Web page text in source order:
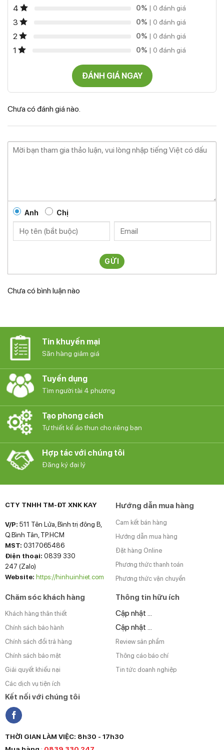
4 0% | 0 đánh giá
3 0% | 0 đánh giá
2 0% | 0 đánh giá
1 0% | 0 đánh giá
ĐÁNH GIÁ NGAY
Chưa có đánh giá nào.
Anh Chị
GỬI
Chưa có bình luận nào
Tin khuyến mại
Săn hàng giảm giá
Tuyển dụng
Tìm người tài 4 phương
Tạo phong cách
Tự thiết kế áo thun cho riêng bạn
Hợp tác với chúng tôi
Đăng ký đại lý
CTY TNHH TM-ĐT XNK KAY
V/P: 511 Tên Lửa, Bình trị đông B,
Q.Bình Tân, TP.HCM
MST: 0317065486
Điện thoại: 0839 330
247 (Zalo)
Website: https://hinhuinhiet.com
Hướng dẫn mua hàng
Cam kết bán hàng
Hướng dẫn mua hàng
Đặt hàng Online
Phương thức thanh toán
Phương thức vận chuyển
Chăm sóc khách hàng
Khách hàng thân thiết
Chính sách bảo hành
Chính sách đổi trả hàng
Chính sách bảo mật
Giải quyết khiếu nại
Các dịch vụ tiện ích
Thông tin hữu ích
Cập nhật ...
Cập nhật ...
Review sản phẩm
Thông cáo báo chí
Tin tức doanh nghiệp
Kết nối với chúng tôi
THỜI GIAN LÀM VIỆC: 8h30 - 17h30